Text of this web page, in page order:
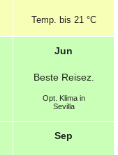
Temp. bis 21 °C
Jun
Beste Reisez.
Opt. Klima in
Sevilla
Sep